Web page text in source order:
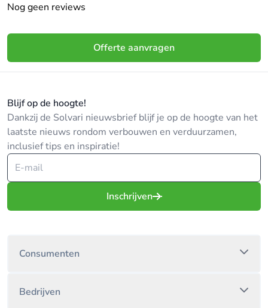
Nog geen reviews
Offerte aanvragen
Blijf op de hoogte!
Dankzij de Solvari nieuwsbrief blijf je op de hoogte van het
laatste nieuws rondom verbouwen en verduurzamen,
inclusief tips en inspiratie!
Inschrijven
Consumenten
Bedrijven